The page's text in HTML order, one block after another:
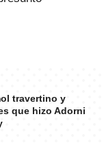
travertino y
que hizo Adorni